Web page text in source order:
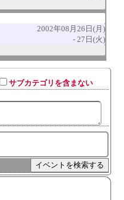
2002年08月26日(月)
27日(火)
サブカテゴリを含まない